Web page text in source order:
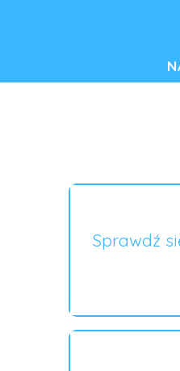
Sprawdź